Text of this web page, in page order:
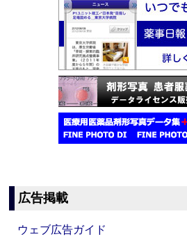
広告掲載
ウェブ広告ガイド